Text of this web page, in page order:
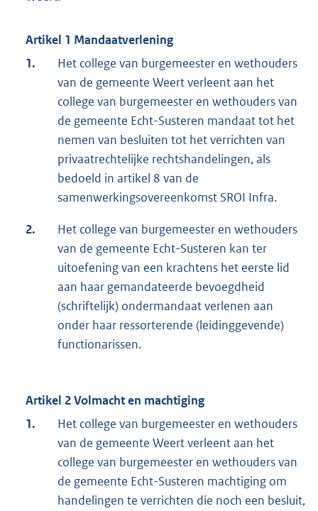
Artikel 1 Mandaatverlening
1.
Het college van burgemeester en wethouders
van de gemeente Weert verleent aan het
college van burgemeester en wethouders van
de gemeente Echt-Susteren mandaat tot het
nemen van besluiten tot het verrichten van
privaatrechtelijke rechtshandelingen, als
bedoeld in artikel 8 van de
samenwerkingsovereenkomst SROI Infra.
2.
Het college van burgemeester en wethouders
van de gemeente Echt-Susteren kan ter
uitoefening van een krachtens het eerste lid
aan haar gemandateerde bevoegdheid
(schriftelijk) ondermandaat verlenen aan
onder haar ressorterende (leidinggevende)
functionarissen.
Artikel 2 Volmacht en machtiging
1.
Het college van burgemeester en wethouders
van de gemeente Weert verleent aan het
college van burgemeester en wethouders van
de gemeente Echt-Susteren machtiging om
handelingen te verrichten die noch een besluit,